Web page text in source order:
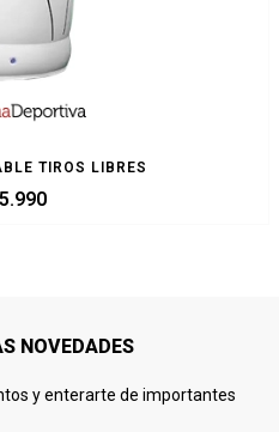
TIROS LIBRES
NOVEDADES
y enterarte de importantes